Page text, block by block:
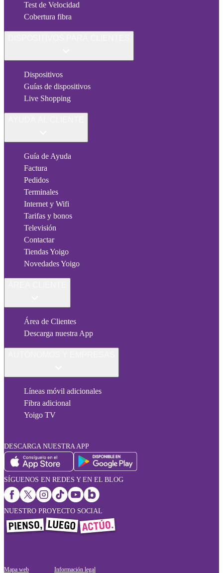
Test de Velocidad
Cobertura fibra
Dispositivos
Guías de dispositivos
Live Shopping
Guía de Ayuda
Factura
Pedidos
Terminales
Internet y Wifi
Tarifas y bonos
Televisión
Contactar
Tiendas Yoigo
Novedades Yoigo
Área de Clientes
Descarga nuestra App
Líneas móvil adicionales
Fibra adicional
Yoigo TV
DESCARGA NUESTRA APP
SÍGUENOS EN REDES Y EN EL BLOG
NUESTRO PROYECTO SOCIAL
Mapa web Información legal